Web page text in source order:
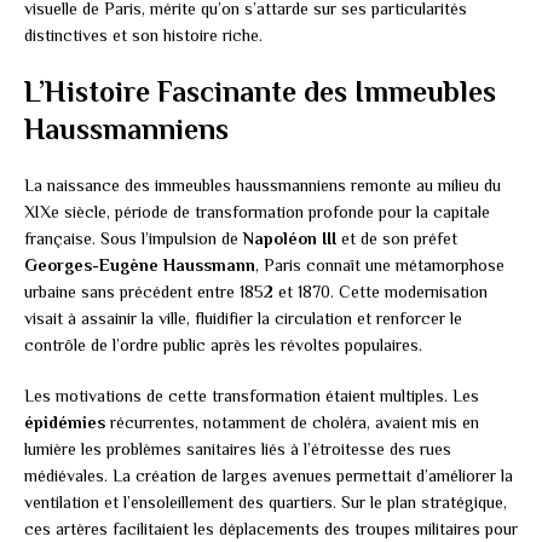
visuelle de Paris, mérite qu’on s’attarde sur ses particularités
distinctives et son histoire riche.
L’Histoire Fascinante des Immeubles
Haussmanniens
La naissance des immeubles haussmanniens remonte au milieu du
XIXe siècle, période de transformation profonde pour la capitale
française. Sous l’impulsion deNapoléon III et de son préfet
Georges-Eugène Haussmann, Paris connaît une métamorphose
urbaine sans précédent entre 1852 et 1870. Cette modernisation
visait à assainir la ville, fluidifier la circulation et renforcer le
contrôle de l’ordre public après les révoltes populaires.
Les motivations de cette transformation étaient multiples. Les
épidémiesrécurrentes, notamment de choléra, avaient mis en
lumière les problèmes sanitaires liés à l’étroitesse des rues
médiévales. La création de larges avenues permettait d’améliorer la
ventilation et l’ensoleillement des quartiers. Sur le plan stratégique,
ces artères facilitaient les déplacements des troupes militaires pour